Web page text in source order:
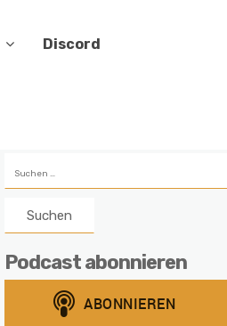
Discord
nach:
Podcast abonnieren